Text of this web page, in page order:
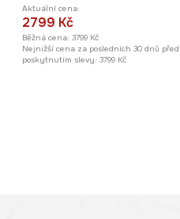
Aktuální cena:
2799 Kč
Běžná cena: 3799 Kč
Nejnižší cena za posledních 30 dnů před
poskytnutím slevy: 3799 Kč